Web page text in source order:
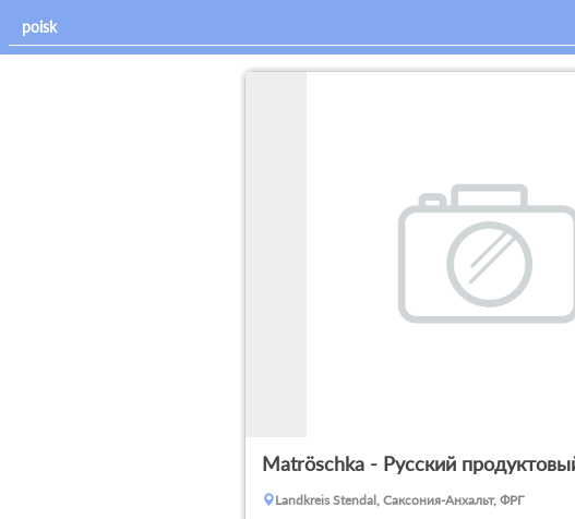
Matröschka - Русский
Landkreis Stendal, Саксония-Анхальт, ФРГ